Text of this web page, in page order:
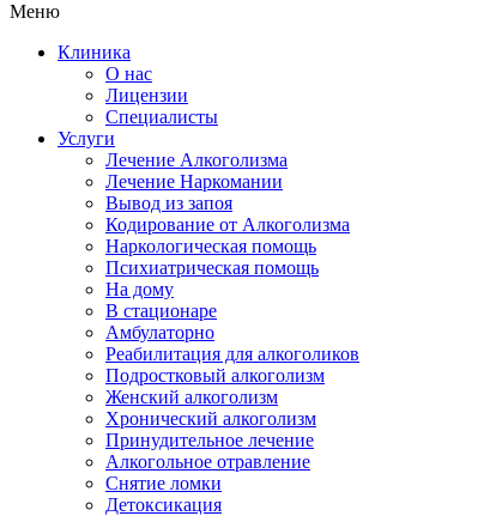
Меню
Клиника
О нас
Лицензии
Специалисты
Услуги
Лечение Алкоголизма
Лечение Наркомании
Вывод из запоя
Кодирование от Алкоголизма
Наркологическая помощь
Психиатрическая помощь
На дому
В стационаре
Амбулаторно
Реабилитация для алкоголиков
Подростковый алкоголизм
Женский алкоголизм
Хронический алкоголизм
Принудительное лечение
Алкогольное отравление
Снятие ломки
Детоксикация